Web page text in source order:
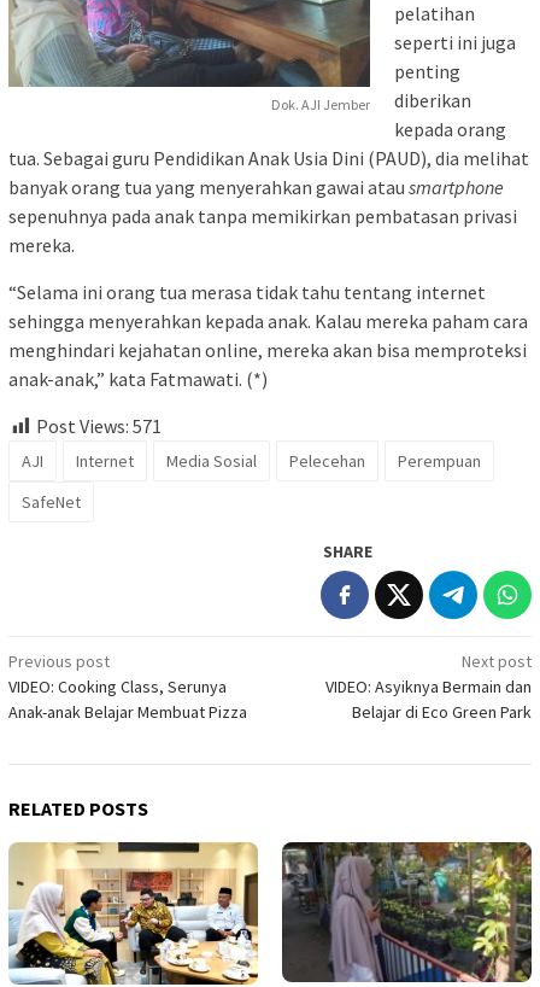
Dok. AJI Jember
pelatihan
seperti ini juga
penting
diberikan
kepada orang
tua. Sebagai guru Pendidikan Anak Usia Dini (PAUD), dia melihat
banyak orang tua yang menyerahkan gawai atau smartphone
sepenuhnya pada anak tanpa memikirkan pembatasan privasi
mereka.
“Selama ini orang tua merasa tidak tahu tentang internet
sehingga menyerahkan kepada anak. Kalau mereka paham cara
menghindari kejahatan online, mereka akan bisa memproteksi
anak-anak,” kata Fatmawati. (*)
Post Views: 571
AJI Internet Media Sosial Pelecehan
Perempuan
SafeNet
SHARE
Post
navigation
Previous post
VIDEO: Cooking Class, Serunya
Anak-anak Belajar Membuat Pizza
Next post
VIDEO: Asyiknya Bermain dan
Belajar di Eco Green Park
RELATED POSTS